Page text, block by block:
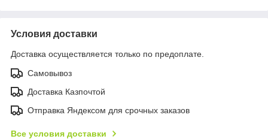
Условия доставки
Доставка осуществляется только по предоплате.
Самовывоз
Доставка Казпочтой
Отправка Яндексом для срочных заказов
Все условия доставки